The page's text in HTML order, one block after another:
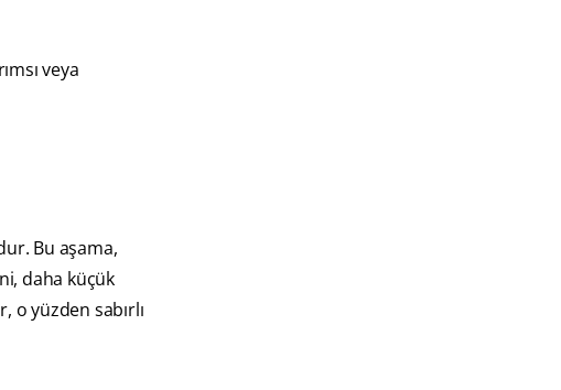
veya
Bu aşama,
daha küçük
o yüzden sabırlı